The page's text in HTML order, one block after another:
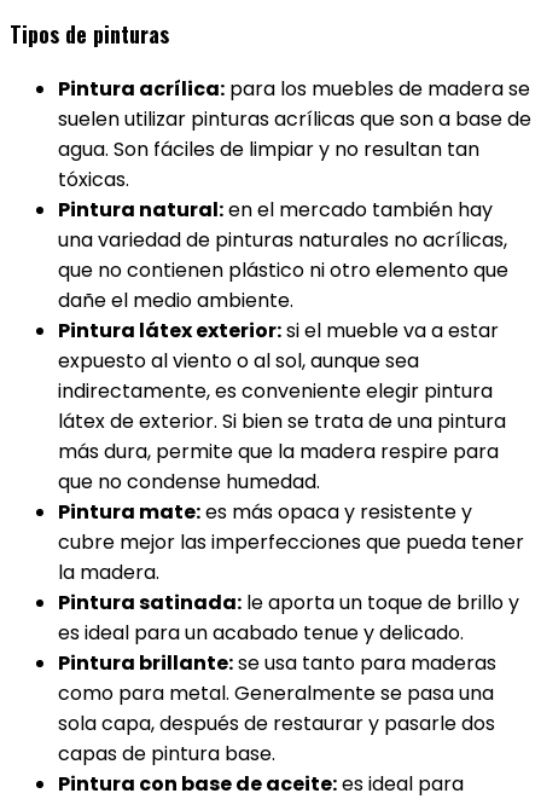
Tipos de pinturas
Pintura acrílica: para los muebles de madera se
suelen utilizar pinturas acrílicas que son a base de
agua. Son fáciles de limpiar y no resultan tan
tóxicas.
Pintura natural:en el mercado también hay
una variedad de pinturas naturales no acrílicas,
que no contienen plástico ni otro elemento que
dañe el medio ambiente.
Pintura látex exterior:si el mueble va a estar
expuesto al viento o al sol, aunque sea
indirectamente, es conveniente elegir pintura
látex de exterior. Si bien se trata de una pintura
más dura, permite que la madera respire para
que no condense humedad.
Pintura mate:es más opaca y resistente y
cubre mejor las imperfecciones que pueda tener
la madera.
Pintura satinada: le aporta un toque de brillo y
es ideal para un acabado tenue y delicado.
Pintura brillante:se usa tanto para maderas
como para metal. Generalmente se pasa una
sola capa, después de restaurar y pasarle dos
capas de pintura base.
Pintura con base de aceite:es ideal para